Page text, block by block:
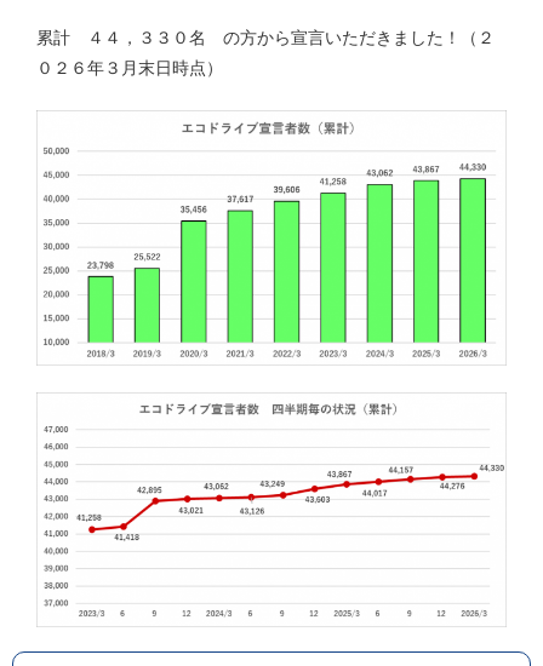
累計 ４４，３３０名 の方から宣言いただきました！（２
０２６年３月末日時点）